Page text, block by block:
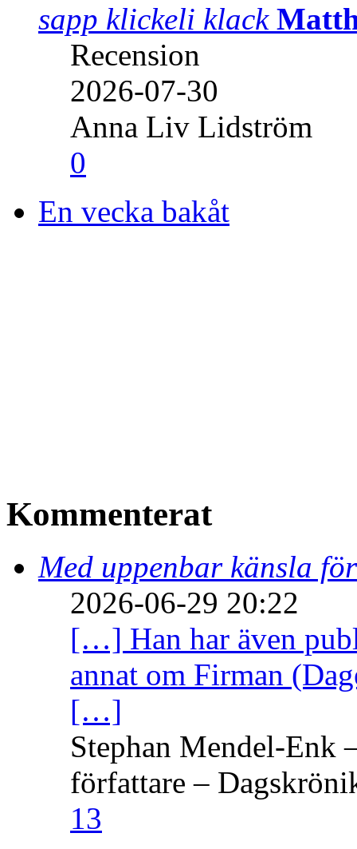
sapp klickeli klack
Recension
2026-07-30
Anna Liv Lidström
0
En vecka bakåt
Kommenterat
Med uppenbar känsla
2026-06-29 20:22
[…] Han har även
annat om Firman
[…]
Stephan Mendel-Enk
författare –
13